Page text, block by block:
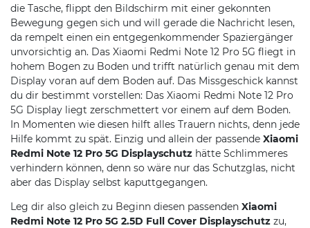
die Tasche, flippt den Bildschirm mit einer gekonnten
Bewegung gegen sich und will gerade die Nachricht lesen,
da rempelt einen ein entgegenkommender Spaziergänger
unvorsichtig an. Das Xiaomi Redmi Note 12 Pro 5G fliegt in
hohem Bogen zu Boden und trifft natürlich genau mit dem
Display voran auf dem Boden auf. Das Missgeschick kannst
du dir bestimmt vorstellen: Das Xiaomi Redmi Note 12 Pro
5G Display liegt zerschmettert vor einem auf dem Boden.
In Momenten wie diesen hilft alles Trauern nichts, denn jede
Hilfe kommt zu spät. Einzig und allein der passende Xiaomi
Redmi Note 12 Pro 5G Displayschutz hätte Schlimmeres
verhindern können, denn so wäre nur das Schutzglas, nicht
aber das Display selbst kaputtgegangen.
Leg dir also gleich zu Beginn diesen passenden Xiaomi
Redmi Note 12 Pro 5G 2.5D Full Cover Displayschutz zu,